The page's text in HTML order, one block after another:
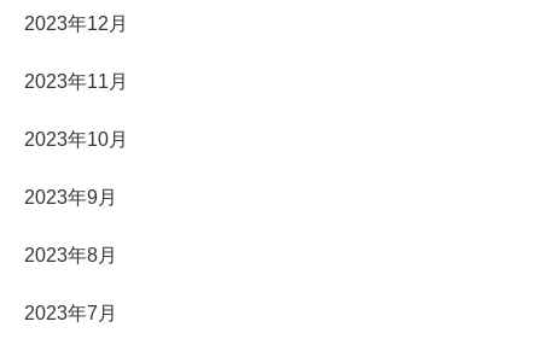
2023年12月
2023年11月
2023年10月
2023年9月
2023年8月
2023年7月